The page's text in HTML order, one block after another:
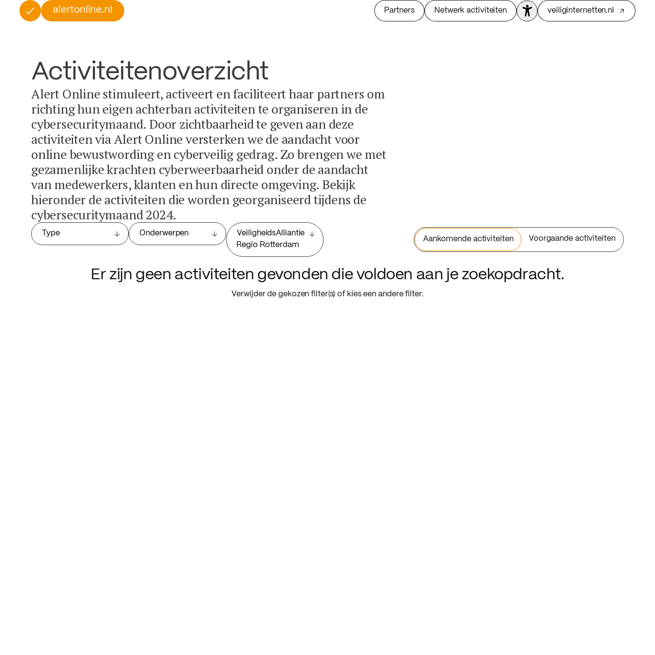
alertonline.nl Partners Netwerk activiteiten veiliginternetten.nl
Activiteitenoverzicht
Alert Online stimuleert, activeert en faciliteert haar partners om
richting hun eigen achterban activiteiten te organiseren in de
cybersecuritymaand. Door zichtbaarheid te geven aan deze
activiteiten via Alert Online versterken we de aandacht voor
online bewustwording en cyberveilig gedrag. Zo brengen we met
gezamenlijke krachten cyberweerbaarheid onder de aandacht
van medewerkers, klanten en hun directe omgeving. Bekijk
hieronder de activiteiten die worden georganiseerd tijdens de
cybersecuritymaand 2024.
Type Onderwerpen
VeiligheidsAlliantie
Regio Rotterdam
Aankomende activiteiten Voorgaande activiteiten
Er zijn geen activiteiten gevonden die voldoen aan je zoekopdracht.
Verwijder de gekozen filter(s) of kies een andere filter.